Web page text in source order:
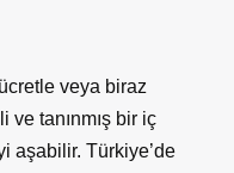
veya biraz
ve tanınmış bir iç
aşabilir. Türkiye’de